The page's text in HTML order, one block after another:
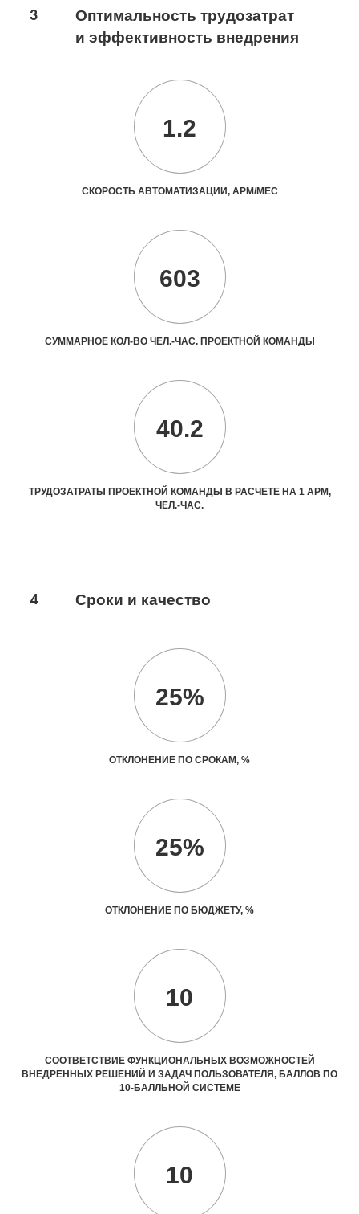
3
Оптимальность трудозатрат
и эффективность внедрения
1.2
СКОРОСТЬ АВТОМАТИЗАЦИИ, АРМ/МЕС
603
СУММАРНОЕ КОЛ-ВО ЧЕЛ.-ЧАС. ПРОЕКТНОЙ КОМАНДЫ
40.2
ТРУДОЗАТРАТЫ ПРОЕКТНОЙ КОМАНДЫ В РАСЧЕТЕ НА 1 АРМ,
ЧЕЛ.-ЧАС.
4 Сроки и качество
25%
ОТКЛОНЕНИЕ ПО СРОКАМ, %
25%
ОТКЛОНЕНИЕ ПО БЮДЖЕТУ, %
10
СООТВЕТСТВИЕ ФУНКЦИОНАЛЬНЫХ ВОЗМОЖНОСТЕЙ
ВНЕДРЕННЫХ РЕШЕНИЙ И ЗАДАЧ ПОЛЬЗОВАТЕЛЯ, БАЛЛОВ ПО
10-БАЛЛЬНОЙ СИСТЕМЕ
10